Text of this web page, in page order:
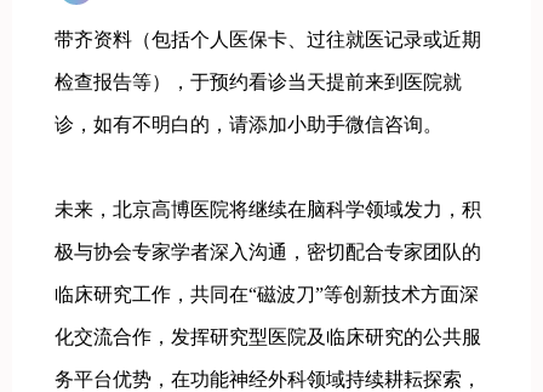
带齐资料（包括个人医保卡、过往就医记录或近期
检查报告等），于预约看诊当天提前来到医院就
诊，如有不明白的，请添加小助手微信咨询。
未来，北京高博医院将继续在脑科学领域发力，积
极与协会专家学者深入沟通，密切配合专家团队的
临床研究工作，共同在“磁波刀”等创新技术方面深
化交流合作，发挥研究型医院及临床研究的公共服
务平台优势，在功能神经外科领域持续耕耘探索，